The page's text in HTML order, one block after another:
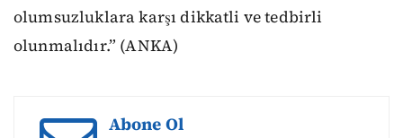
olumsuzluklara karşı dikkatli ve tedbirli
olunmalıdır.” (ANKA)
Abone Ol